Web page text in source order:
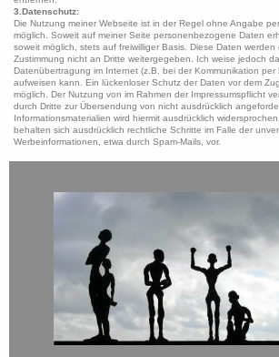
3.Datenschutz:
Die Nutzung meiner Webseite ist in der Regel ohne Angabe
möglich. Soweit auf meiner Seite personenbezogene Daten
soweit möglich, stets auf freiwilliger Basis. Diese Daten
Zustimmung nicht an Dritte weitergegeben. Ich weise jedoch
Datenübertragung im Internet (z.B. bei der Kommunikation per
aufweisen kann. Ein lückenloser Schutz der Daten vor dem
möglich. Der Nutzung von im Rahmen der Impressumspflicht
durch Dritte zur Übersendung von nicht ausdrücklich
Informationsmaterialien wird hiermit ausdrücklich
behalten sich ausdrücklich rechtliche Schritte im Falle der
Werbeinformationen, etwa durch Spam-Mails, vor.